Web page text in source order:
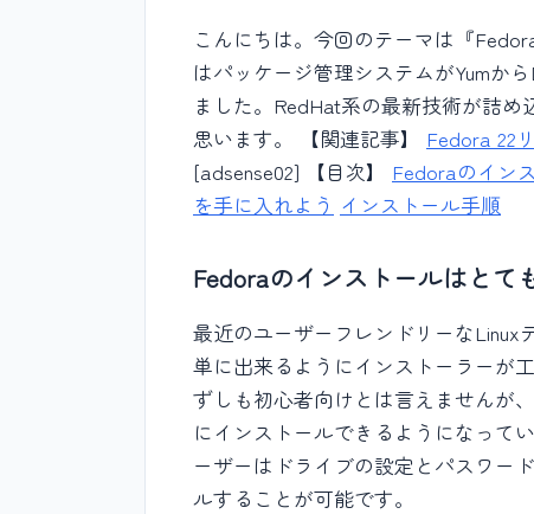
こんにちは。今回のテーマは『
はパッケージ管理システムがYumか
ました。RedHat系の最新技術が詰
思います。 【関連記事】 Fedora 22
[adsense02] 【目次】 Fedoraのイン
を手に入れよう インストール手順
Fedoraのインストールはとて
最近のユーザーフレンドリーな
単に出来るようにインストーラーが
ずしも初心者向けとは言えませんが
にインストールできるようになって
ーザーはドライブの設定とパスワー
ルすることが可能です。